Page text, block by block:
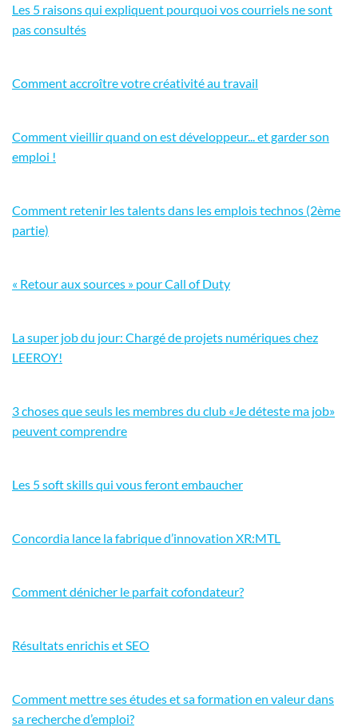
Les 5 raisons qui expliquent pourquoi vos courriels ne sont
pas consultés
Comment accroître votre créativité au travail
Comment vieillir quand on est développeur... et garder son
emploi !
Comment retenir les talents dans les emplois technos (2ème
partie)
« Retour aux sources » pour Call of Duty
La super job du jour: Chargé de projets numériques chez
LEEROY!
3 choses que seuls les membres du club «Je déteste ma job»
peuvent comprendre
Les 5 soft skills qui vous feront embaucher
Concordia lance la fabrique d’innovation XR:MTL
Comment dénicher le parfait cofondateur?
Résultats enrichis et SEO
Comment mettre ses études et sa formation en valeur dans
sa recherche d’emploi?